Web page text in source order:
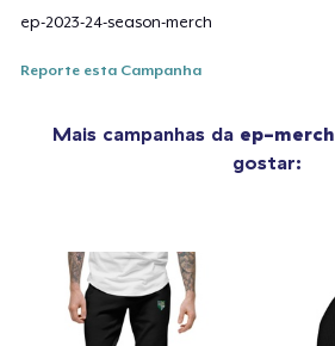
ep-2023-24-season-merch
Reporte esta Campanha
Mais campanhas da ep-merch
gostar: